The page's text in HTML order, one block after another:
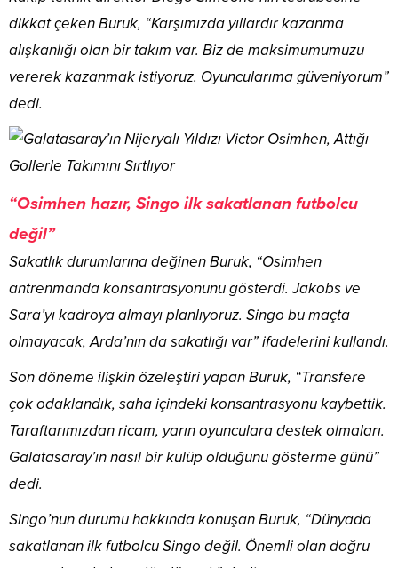
dikkat çeken Buruk, “Karşımızda yıllardır kazanma
alışkanlığı olan bir takım var. Biz de maksimumumuzu
vererek kazanmak istiyoruz. Oyuncularıma güveniyorum”
dedi.
“Osimhen hazır, Singo ilk sakatlanan futbolcu
değil”
Sakatlık durumlarına değinen Buruk, “Osimhen
antrenmanda konsantrasyonunu gösterdi. Jakobs ve
Sara’yı kadroya almayı planlıyoruz. Singo bu maçta
olmayacak, Arda’nın da sakatlığı var” ifadelerini kullandı.
Son döneme ilişkin özeleştiri yapan Buruk, “Transfere
çok odaklandık, saha içindeki konsantrasyonu kaybettik.
Taraftarımızdan ricam, yarın oyunculara destek olmaları.
Galatasaray’ın nasıl bir kulüp olduğunu gösterme günü”
dedi.
Singo’nun durumu hakkında konuşan Buruk, “Dünyada
sakatlanan ilk futbolcu Singo değil. Önemli olan doğru